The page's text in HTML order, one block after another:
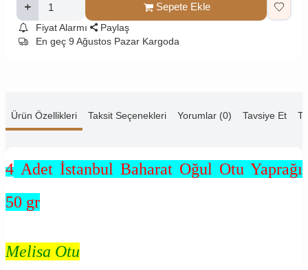
Sepete Ekle
Fiyat Alarmı
Paylaş
En geç 9 Ağustos Pazar Kargoda
Ürün Özellikleri Taksit Seçenekleri Yorumlar (0) Tavsiye Et
4 Adet İstanbul Baharat Oğul Otu Yaprağı
50 gr
Melisa Otu